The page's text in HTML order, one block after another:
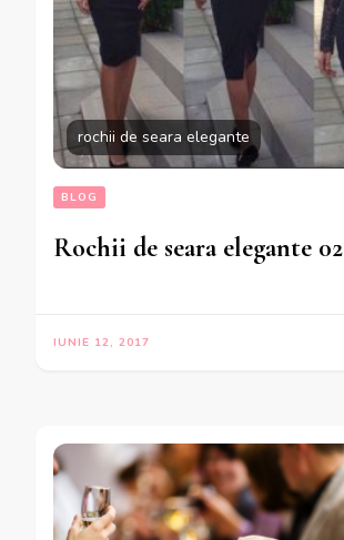
rochii de seara elegante
BLOG
Rochii de seara elegante 02
IUNIE 12, 2017